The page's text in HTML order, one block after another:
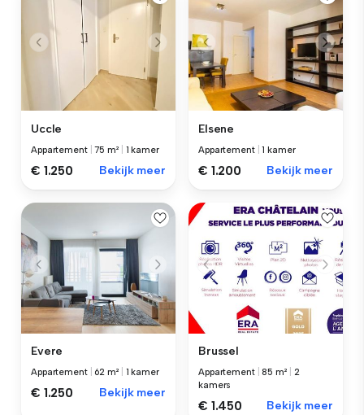
Uccle
Appartement |75 m² 1 kamer
€ 1.250 Bekijk meer
Elsene
Appartement |1 kamer
€ 1.200 Bekijk meer
Evere
Appartement 62 m² 1 kamer
€ 1.250 Bekijk meer
Brussel
Appartement |85 m²
2
kamers
€ 1.450 Bekijk meer